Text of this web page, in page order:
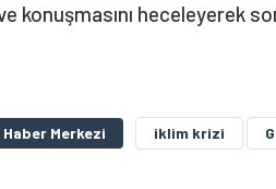
konuşmasını heceleyerek
Haber Merkezi iklim krizi